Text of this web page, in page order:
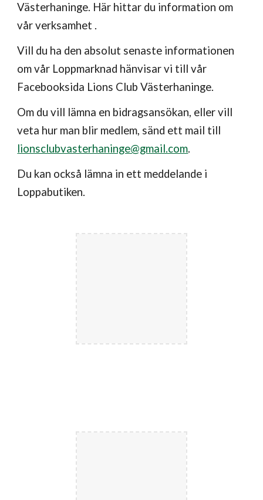
Västerhaninge. Här hittar du information om
vår verksamhet .
Vill du ha den absolut senaste informationen
om vår Loppmarknad hänvisar vi till vår
Facebooksida Lions Club Västerhaninge.
Om du vill lämna en bidragsansökan, eller vill
veta hur man blir medlem, sänd ett mail till
lionsclubvasterhaninge@gmail.com.
Du kan också lämna in ett meddelande i
Loppabutiken.